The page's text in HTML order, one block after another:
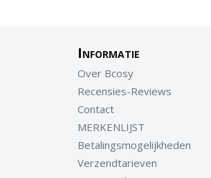
Informatie
Over Bcosy
Recensies-Reviews
Contact
MERKENLIJST
Betalingsmogelijkheden
Verzendtarieven